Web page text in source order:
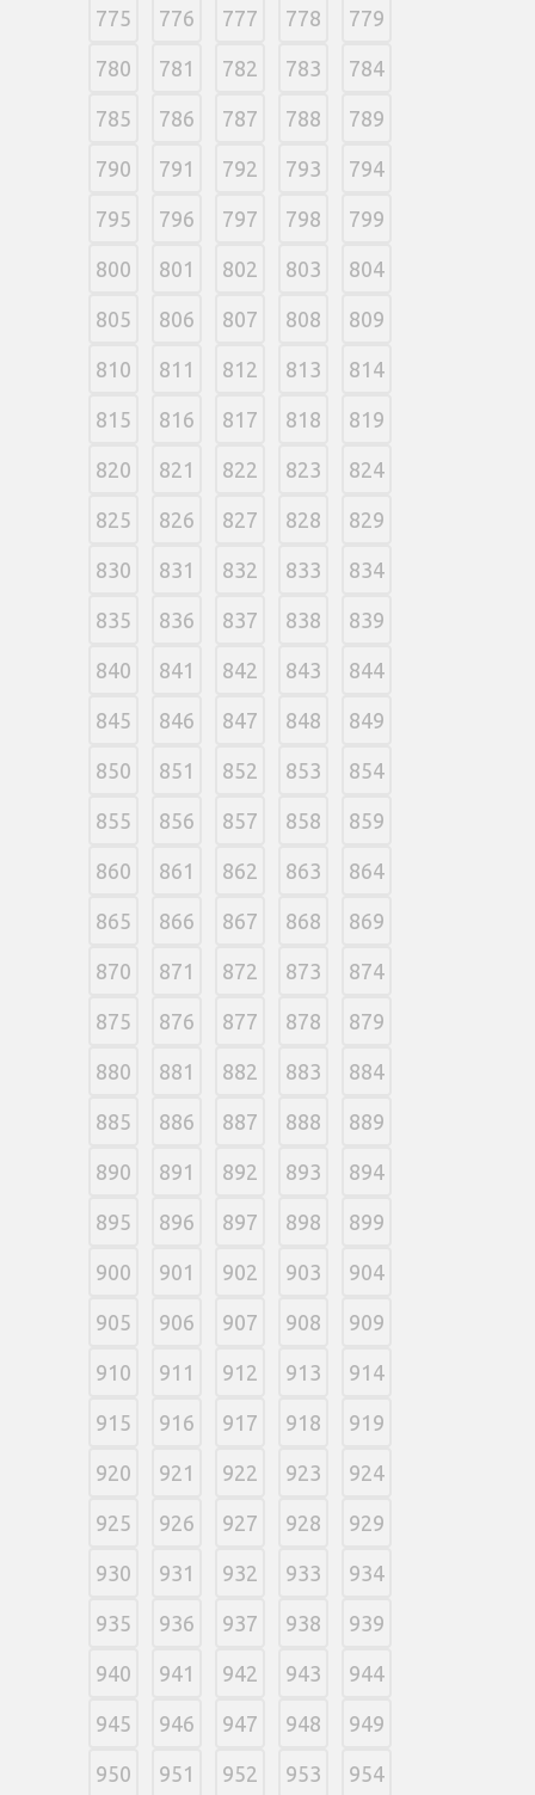
775 776 777 778 779
780 781 782 783 784
785 786 787 788 789
790 791 792 793 794
795 796 797 798 799
800 801 802 803 804
805 806 807 808 809
810 811 812 813 814
815 816 817 818 819
820 821 822 823 824
825 826 827 828 829
830 831 832 833 834
835 836 837 838 839
840 841 842 843 844
845 846 847 848 849
850 851 852 853 854
855 856 857 858 859
860 861 862 863 864
865 866 867 868 869
870 871 872 873 874
875 876 877 878 879
880 881 882 883 884
885 886 887 888 889
890 891 892 893 894
895 896 897 898 899
900 901 902 903 904
905 906 907 908 909
910 911 912 913 914
915 916 917 918 919
920 921 922 923 924
925 926 927 928 929
930 931 932 933 934
935 936 937 938 939
940 941 942 943 944
945 946 947 948 949
950 951 952 953 954